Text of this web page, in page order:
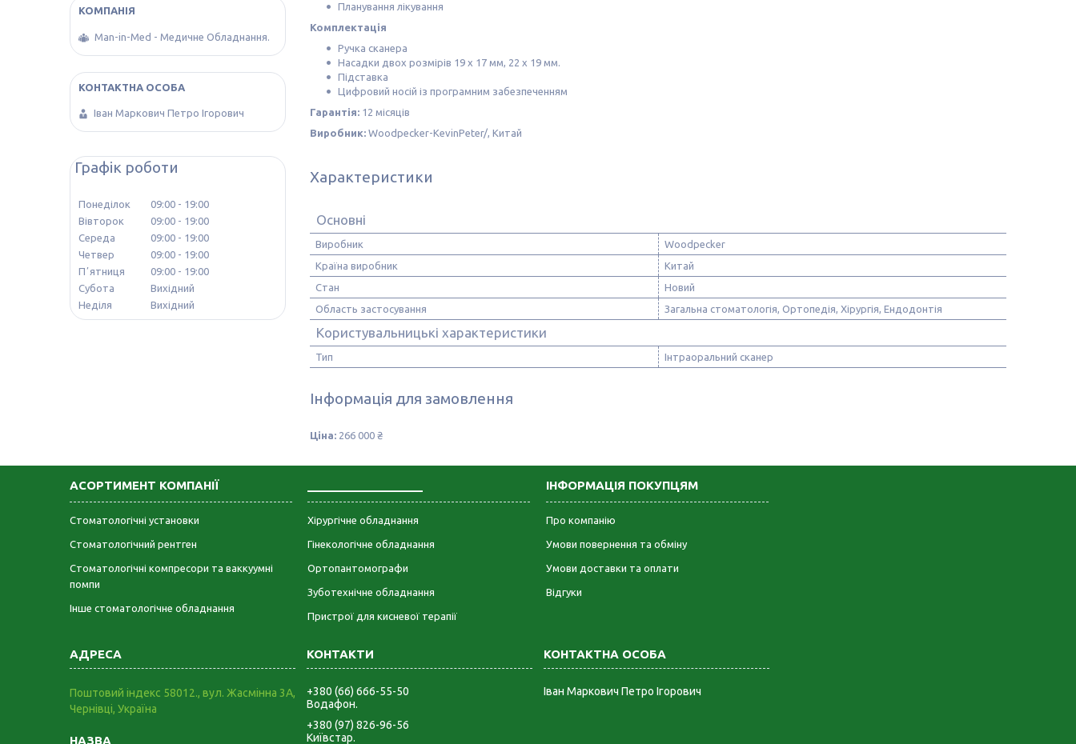
Планування лікування
Комплектація
Ручка сканера
Насадки двох розмірів 19 х 17 мм, 22 х 19 мм.
Підставка
Цифровий носій із програмним забезпеченням
Гарантія: 12 місяців
Виробник: Woodpecker-KevinPeter/, Китай
Характеристики
Основні
Виробник
Woodpecker
Країна виробник
Китай
Стан
Новий
Область застосування
Загальна стоматологія, Ортопедія, Хірургія, Ендодонтія
Користувальницькі характеристики
Тип Інтраоральний сканер
Інформація для замовлення
Ціна: 266 000 ₴
Man-in-Med - Медичне Обладнання.
Іван Маркович Петро Ігорович
Графік роботи
Понеділок 09:00
19:00
Вівторок
09:00
19:00
Середа
09:00
19:00
Четвер
09:00
19:00
Пʼятниця
09:00
19:00
Субота
Вихідний
Неділя
Вихідний
АСОРТИМЕНТ КОМПАНІЇ
Стоматологічні установки
Стоматологічний рентген
Стоматологічні компресори та ваккуумні
помпи
Інше стоматологічне обладнання
Хірургічне обладнання
Гінекологічне обладнання
Ортопантомографи
Зуботехнічне обладнання
Пристрої для кисневої терапії
ІНФОРМАЦІЯ ПОКУПЦЯМ
Про компанію
Умови повернення та обміну
Умови доставки та оплати
Відгуки
Поштовий індекс 58012., вул. Жасмінна 3А,
Чернівці, Україна
+380 (66) 666-55-50
Водафон.
+380 (97) 826-96-56
Київстар.
Іван Маркович Петро Ігорович